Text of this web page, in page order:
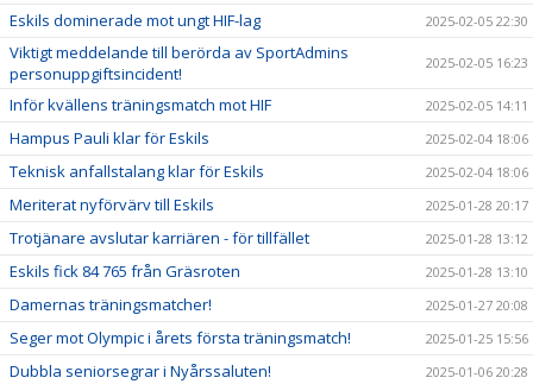
Eskils dominerade mot ungt HIF-lag 2025-02-05 22:30
Viktigt meddelande till berörda av SportAdmins
personuppgiftsincident!
2025-02-05 16:23
Inför kvällens träningsmatch mot HIF 2025-02-05 14:11
Hampus Pauli klar för Eskils 2025-02-04 18:06
Teknisk anfallstalang klar för Eskils 2025-02-04 18:06
Meriterat nyförvärv till Eskils 2025-01-28 20:17
Trotjänare avslutar karriären - för tillfället 2025-01-28 13:12
Eskils fick 84 765 från Gräsroten 2025-01-28 13:10
Damernas träningsmatcher! 2025-01-27 20:08
Seger mot Olympic i årets första träningsmatch! 2025-01-25 15:56
Dubbla seniorsegrar i Nyårssaluten! 2025-01-06 20:28